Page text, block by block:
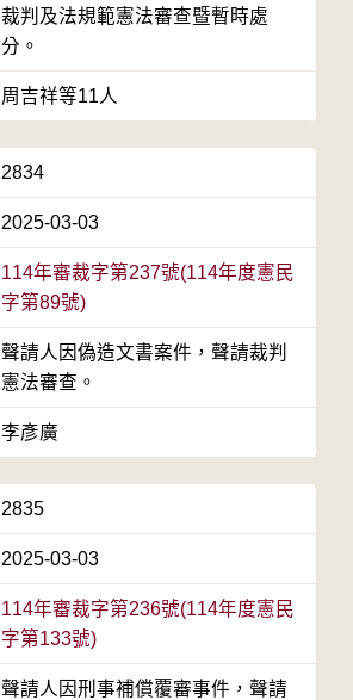
裁判及法規範憲法審查暨暫時處
分。
周吉祥等11人
2834
2025-03-03
114年審裁字第237號(114年度憲民
字第89號)
聲請人因偽造文書案件，聲請裁判
憲法審查。
李彥廣
2835
2025-03-03
114年審裁字第236號(114年度憲民
字第133號)
聲請人因刑事補償覆審事件，聲請